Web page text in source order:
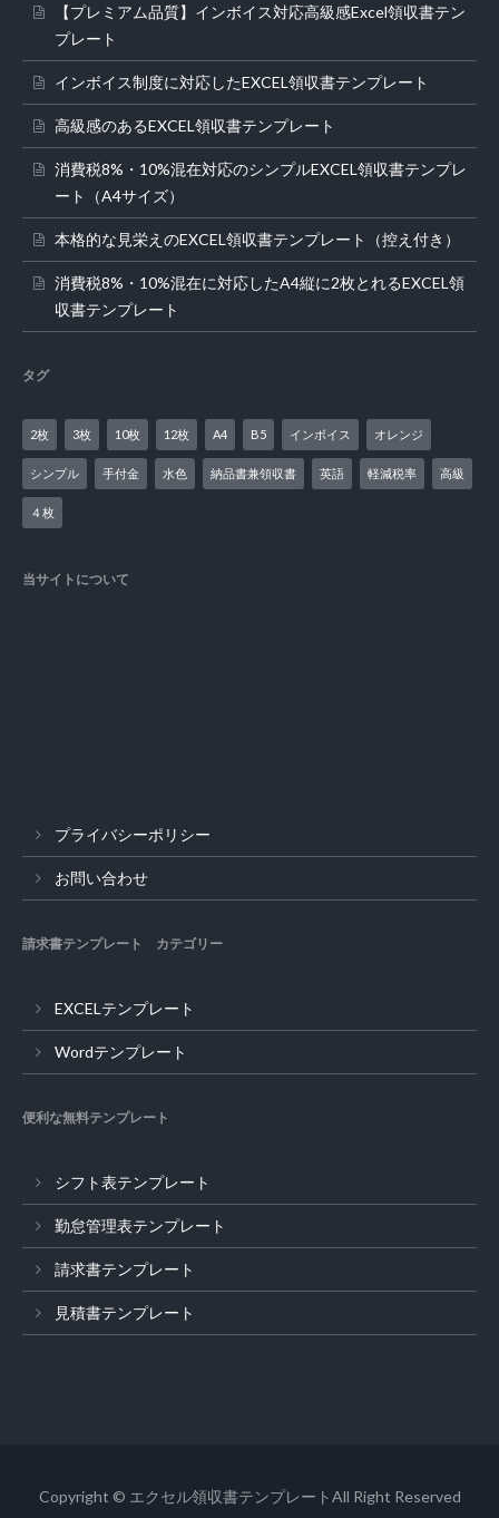
【プレミアム品質】インボイス対応高級感Excel領収書テン
プレート
インボイス制度に対応したEXCEL領収書テンプレート
高級感のあるEXCEL領収書テンプレート
消費税8%・10%混在対応のシンプルEXCEL領収書テンプレ
ート（A4サイズ）
本格的な見栄えのEXCEL領収書テンプレート（控え付き）
消費税8%・10%混在に対応したA4縦に2枚とれるEXCEL領
収書テンプレート
タグ
2枚 3枚 10枚 12枚 A4 B5 インボイス オレンジ
シンプル 手付金 水色 納品書兼領収書 英語 軽減税率 高級
４枚
当サイトについて
プライバシーポリシー
お問い合わせ
請求書テンプレート カテゴリー
EXCELテンプレート
Wordテンプレート
便利な無料テンプレート
シフト表テンプレート
勤怠管理表テンプレート
請求書テンプレート
見積書テンプレート
Copyright © エクセル領収書テンプレートAll Right Reserved